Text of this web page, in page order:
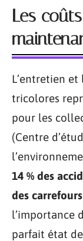
Les
L’entretien
tricolores
pour les
(Centre
14 % des
des
l’importance
parfait état